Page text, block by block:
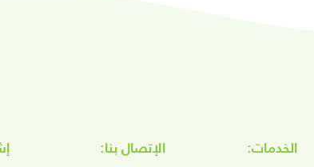
الخدمات: الإتصال بنا: